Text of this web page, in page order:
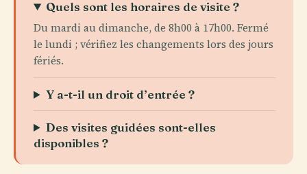
Quels sont les horaires de visite ?
Du mardi au dimanche, de 8h00 à 17h00. Fermé
le lundi ; vérifiez les changements lors des jours
fériés.
Y a-t-il un droit d’entrée ?
Des visites guidées sont-elles
disponibles ?